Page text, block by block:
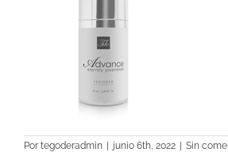
Por tegoderadmin junio 6th, 2022 Sin